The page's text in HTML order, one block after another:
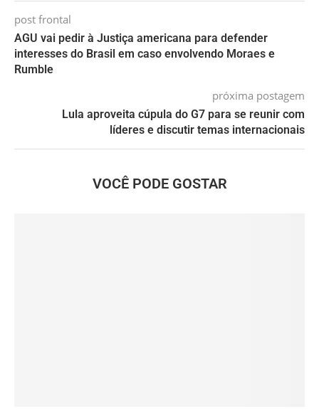
post frontal
AGU vai pedir à Justiça americana para defender
interesses do Brasil em caso envolvendo Moraes e
Rumble
próxima postagem
Lula aproveita cúpula do G7 para se reunir com
líderes e discutir temas internacionais
VOCÊ PODE GOSTAR